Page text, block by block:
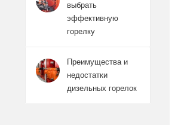
выбрать
эффективную
горелку
Преимущества и
недостатки
дизельных горелок